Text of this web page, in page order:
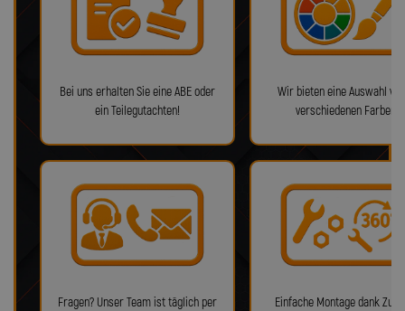
Bei uns erhalten Sie eine ABE oder
ein Teilegutachten!
Wir bieten eine Auswahl
verschiedenen Farben!
Fragen? Unser Team ist täglich per
Einfache Montage dank